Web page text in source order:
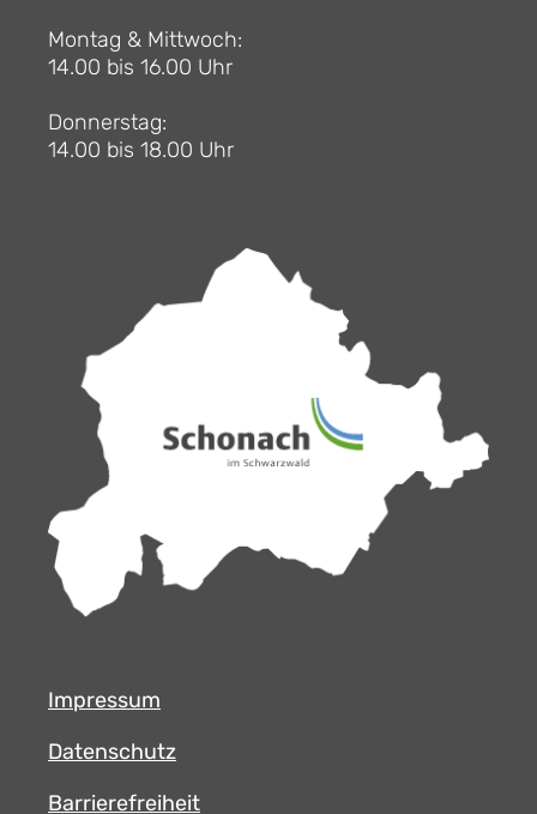
Montag & Mittwoch:
14.00 bis 16.00 Uhr
Donnerstag:
14.00 bis 18.00 Uhr
Impressum
Datenschutz
Barrierefreiheit